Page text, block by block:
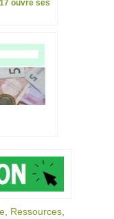
ouvre ses
, Ressources,